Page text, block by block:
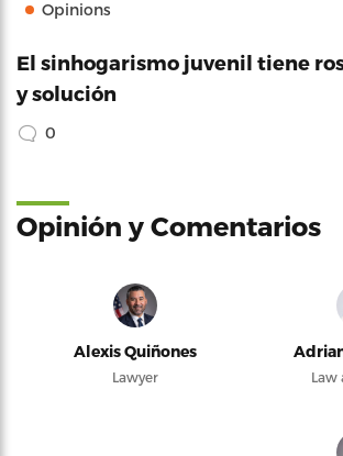
Opinions
El sinhogarismo juvenil tiene
y solución
0
Opinión y Comentarios
Alexis Quiñones
Lawyer Law